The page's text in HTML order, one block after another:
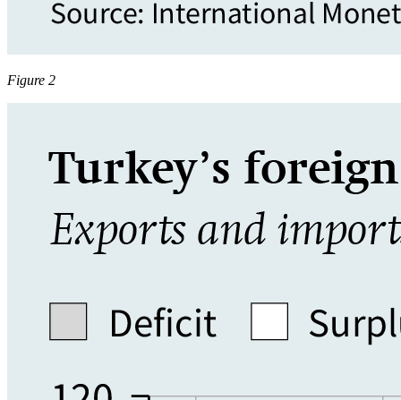
Figure 2